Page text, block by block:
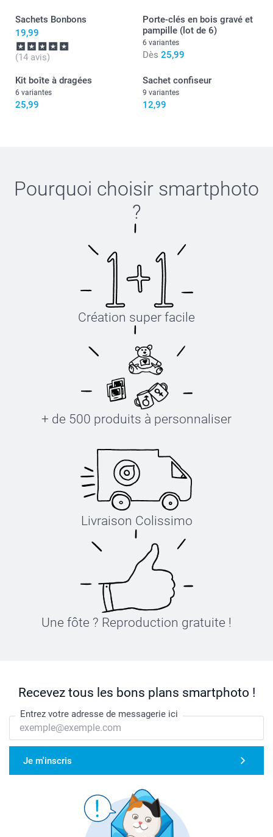
Sachets Bonbons
19,99
(14 avis)
Porte-clés en bois gravé et
pampille (lot de 6)
6 variantes
Dès 25,99
Kit boîte à dragées
6 variantes
25,99
Sachet confiseur
9 variantes
12,99
Pourquoi choisir smartphoto
?
Création super facile
+ de 500 produits à personnaliser
Livraison Colissimo
Une fôte ? Reproduction gratuite !
Recevez tous les bons plans smartphoto !
Entrez votre adresse de messagerie ici
Je m'inscris